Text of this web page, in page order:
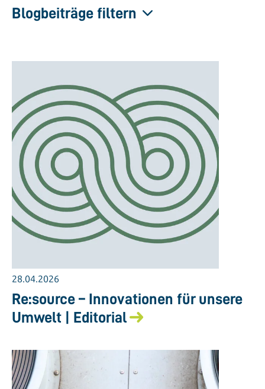
Blogbeiträge filtern
28.04.2026
Re:source – Innovationen für unsere
Umwelt | Editorial